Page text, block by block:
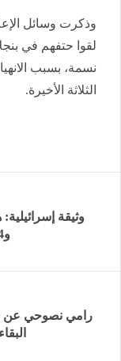
نسمة، بسبب
الثلاثة الأخيرة.
و2024 - بوابة المدينة برس
رامي نصوحي عن